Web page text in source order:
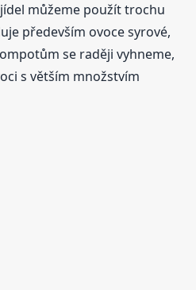
můžeme použít trochu
především ovoce syrové,
se raději vyhneme,
s větším množstvím